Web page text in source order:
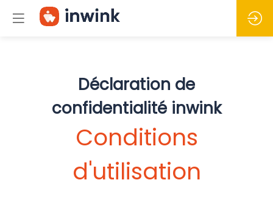
Déclaration de
confidentialité inwink
Conditions
d'utilisation